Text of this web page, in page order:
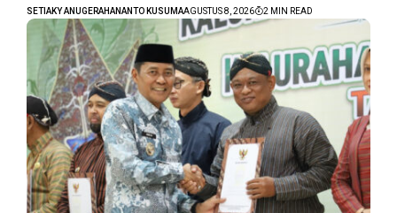
SETIAKY ANUGERAHANANTO KUSUMAAGUSTUS 8, 2026 2 MIN READ